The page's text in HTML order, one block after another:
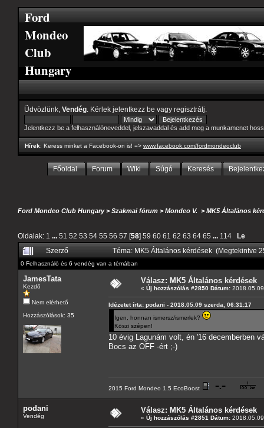
Ford
Mondeo
Club
Hungary
Üdvözlünk, Vendég . Kérlek jelentkezz be vagy regisztrálj
Jelentkezz be a felhasználóneveddel, jelszavaddal és add meg a munkamenet
Hírek: Keress minket a Facebook-on is! => www.facebook.com/fordmondeoclub
Főoldal Forum Wiki Súgó Keresés
Ford Mondeo Club Hungary>Szakmai fórum >Mondeo V. >MK5 Általános
Oldalak: 1 ... 51 52 53 54 55 56 57 [58] 59 60 61 62 63 64 65 ... 114
Le
Szerző
Téma: MK5 Általános kérdések (Megtekintve
0 Felhasználó és 6 vendég van a témában
JamesTata
Kezdő
Nem elérhető
Hozzászólások: 35
Válasz: MK5 Általános kérdések
« Új hozzászólás #2850 Dátum:
Idézetet írta: podani - 2018.05.09 szerda, 06:31:17
Igen, honnan ismersz/ismerlek?
Köszi szépen!
10 évig Lagunám volt, én '16 decemberben
Bocs az OFF -ért ;-)
2015 Ford Mondeo 1.5 EcoBoost
podani
Vendég
Válasz: MK5 Általános kérdések
« Új hozzászólás #2851 Dátum: